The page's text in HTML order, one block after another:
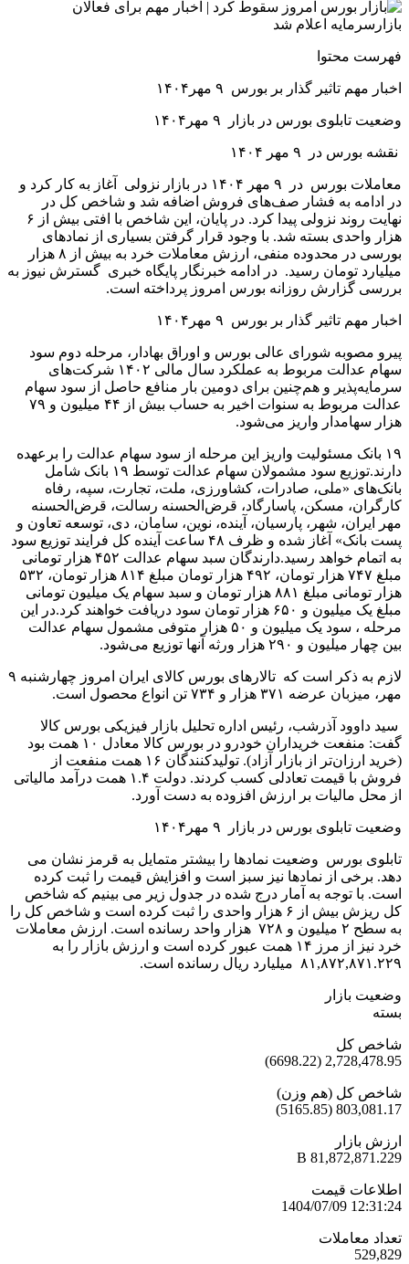
فهرست محتوا
اخبار مهم تاثیر گذار بر بورس ۹ مهر۱۴۰۴
وضعیت تابلوی بورس در بازار ۹ مهر۱۴۰۴
نقشه بورس در ۹ مهر ۱۴۰۴
معاملات بورس در ۹ مهر ۱۴۰۴ در بازار نزولی آغاز به کار کرد و
در ادامه به فشار صف‌های فروش اضافه شد و شاخص کل در
نهایت روند نزولی پیدا کرد. در پایان، این شاخص با افتی بیش از ۶
هزار واحدی بسته شد. با وجود قرار گرفتن بسیاری از نمادهای
بورسی در محدوده منفی، ارزش معاملات خرد به بیش از ۸ هزار
میلیارد تومان رسید. در ادامه خبرنگار پایگاه خبری گسترش نیوز به
بررسی گزارش روزانه بورس امروز پرداخته است.
اخبار مهم تاثیر گذار بر بورس ۹ مهر۱۴۰۴
پیرو مصوبه شورای عالی بورس و اوراق بهادار، مرحله دوم سود
سهام عدالت مربوط به عملکرد سال مالی ۱۴۰۲ شرکت‌های
سرمایه‌پذیر و هم‌چنین برای دومین بار منافع حاصل از سود سهام
عدالت مربوط به سنوات اخیر به حساب بیش از ۴۴ میلیون و ۷۹
هزار سهامدار واریز می‌شود.
۱۹ بانک مسئولیت واریز این مرحله از سود سهام عدالت را برعهده
دارند.توزیع سود مشمولان سهام عدالت توسط ۱۹ بانک شامل
بانک‌های «ملی، صادرات، کشاورزی، ملت، تجارت، سپه، رفاه
کارگران، مسکن، پاسارگاد، قرض‌الحسنه رسالت، قرض‌الحسنه
مهر ایران، شهر، پارسیان، آینده، نوین، سامان، دی، توسعه تعاون و
پست بانک» آغاز شده و ظرف ۴۸ ساعت آینده کل فرایند توزیع سود
به اتمام خواهد رسید.دارندگان سبد سهام عدالت ۴۵۲ هزار تومانی
مبلغ ۷۴۷ هزار تومان، ۴۹۲ هزار تومان مبلغ ۸۱۴ هزار تومان، ۵۳۲
هزار تومانی مبلغ ۸۸۱ هزار تومان و سبد سهام یک میلیون تومانی
مبلغ یک میلیون و ۶۵۰ هزار تومان سود دریافت خواهند کرد.در این
مرحله ، سود یک میلیون و ۵۰ هزار متوفی مشمول سهام عدالت
بین چهار میلیون و ۲۹۰ هزار ورثه آنها توزیع می‌شود.
لازم به ذکر است که تالارهای بورس کالای ایران امروز چهارشنبه ۹
مهر، میزبان عرضه ۳۷۱ هزار و ۷۳۴ تن انواع محصول است.
سید داوود آذرشب، رئیس اداره تحلیل بازار فیزیکی بورس کالا
گفت: منفعت خریداران خودرو در بورس کالا معادل ۱۰ همت بود
(خرید ارزان‌تر از بازار آزاد). تولیدکنندگان ۱۶ همت منفعت از
فروش با قیمت تعادلی کسب کردند. دولت ۱.۴ همت درآمد مالیاتی
از محل مالیات بر ارزش افزوده به دست آورد.
وضعیت تابلوی بورس در بازار ۹ مهر۱۴۰۴
تابلوی بورس وضعیت نمادها را بیشتر متمایل به قرمز نشان می
دهد. برخی از نمادها نیز سبز است و افزایش قیمت را ثبت کرده
است. با توجه به آمار درج شده در جدول زیر می بینیم که شاخص
کل ریزش بیش از ۶ هزار واحدی را ثبت کرده است و شاخص کل را
به سطح ۲ میلیون و ۷۲۸ هزار واحد رسانده است. ارزش معاملات
خرد نیز از مرز ۱۴ همت عبور کرده است و ارزش بازار را به
۸۱,۸۷۲,۸۷۱.۲۲۹ میلیارد ریال رسانده است.
وضعیت بازار
بسته
شاخص کل
2,728,478.95 (6698.22)
شاخص کل (هم وزن)
803,081.17 (5165.85)
ارزش بازار
81,872,871.229 B
اطلاعات قیمت
1404/07/09 12:31:24
تعداد معاملات
529,829